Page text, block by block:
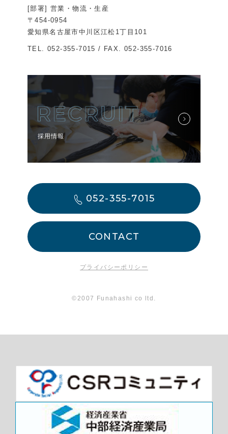
[部署] 営業・物流・生産
〒454-0954
愛知県名古屋市中川区江松1丁目101
TEL. 052-355-7015 / FAX. 052-355-7016
採用情報
052-355-7015
CONTACT
プライバシーポリシー
©2007 Funahashi co ltd.